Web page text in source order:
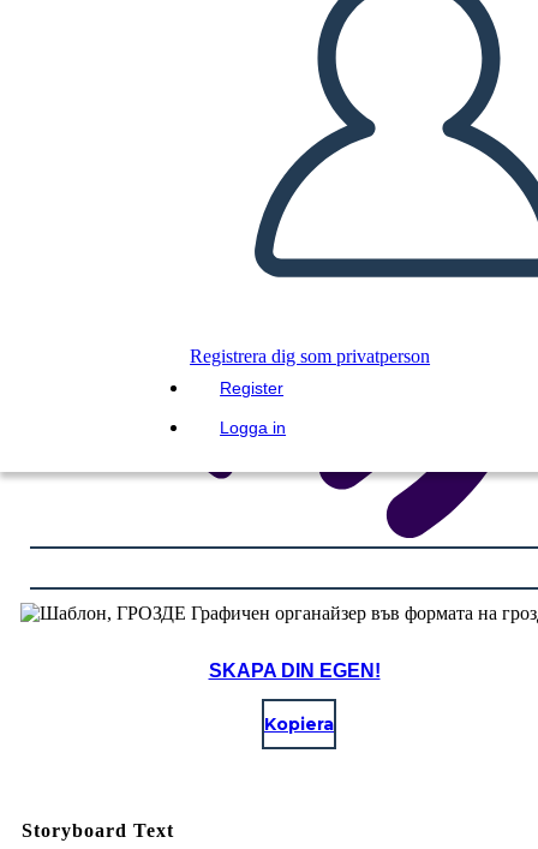
Registrera dig som privatperson
Register
Logga in
SPELA UPP BILDSPEL
LÄS FÖR MIG
SKAPA DIN EGEN!
Kopiera
Storyboard Text